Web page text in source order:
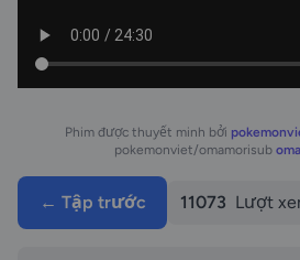
Phim được thuyết minh bởi
pokemonviet/omamorisub
← Tập trước 11073 Lượt